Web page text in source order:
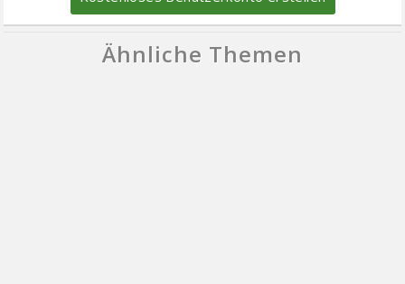
Ähnliche Themen